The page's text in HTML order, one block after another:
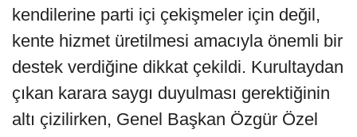
kendilerine parti içi çekişmeler için değil,
kente hizmet üretilmesi amacıyla önemli bir
destek verdiğine dikkat çekildi. Kurultaydan
çıkan karara saygı duyulması gerektiğinin
altı çizilirken, Genel Başkan Özgür Özel